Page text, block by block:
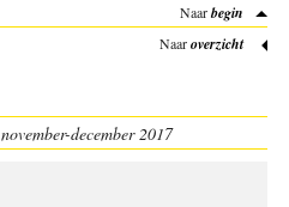
Naarbegin
Naaroverzicht
november-december 2017